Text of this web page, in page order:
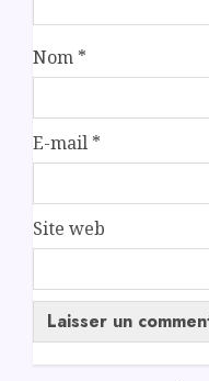
Nom *
E-mail *
Site web